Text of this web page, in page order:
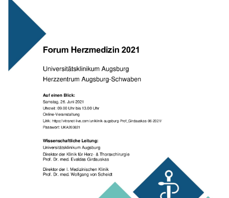
Patienten & Besucher
Zuweisende
Gesundheit & Medizin
Über uns
Notaufnahme
Anreise